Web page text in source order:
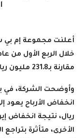
مقارنة بـ231.8 مليون ريال خلال الفترة نفسها من عام 2025
وأوضحت الشركة، في
ريال، نتيجة انخفاض
الأخرى، متأثرة